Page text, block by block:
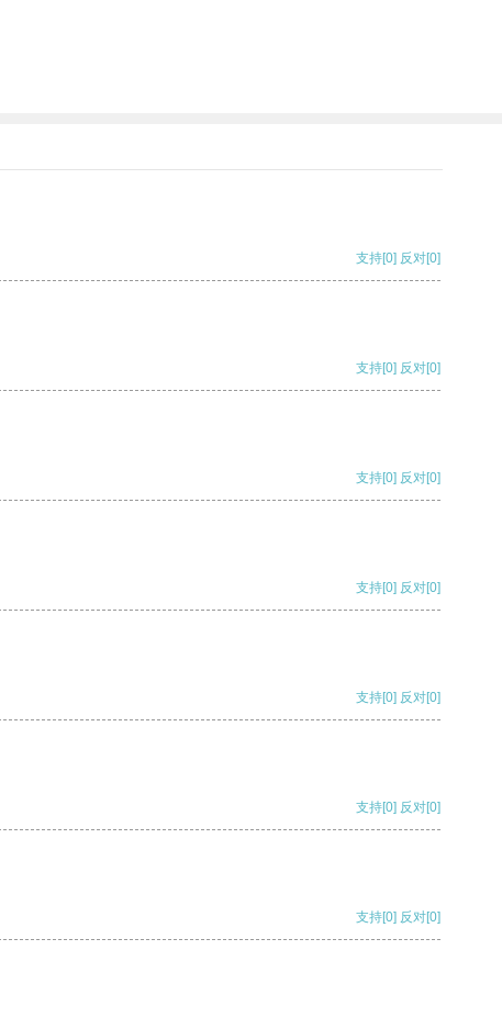
支持[0] 反对[0]
支持[0] 反对[0]
支持[0] 反对[0]
支持[0] 反对[0]
支持[0] 反对[0]
支持[0] 反对[0]
支持[0] 反对[0]